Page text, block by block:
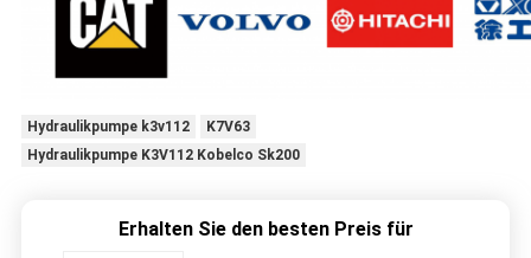
Hydraulikpumpe k3v112
K7V63
Hydraulikpumpe K3V112 Kobelco Sk200
Erhalten Sie den besten Preis für